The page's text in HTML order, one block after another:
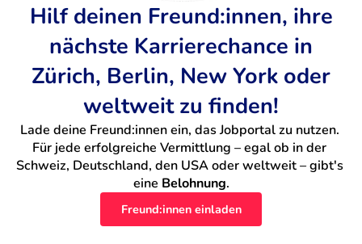
Hilf deinen Freund:innen, ihre
nächste Karrierechance in
Zürich, Berlin, New York oder
weltweit zu finden!
Lade deine Freund:innen ein, das Jobportal zu nutzen.
Für jede erfolgreiche Vermittlung – egal ob in der
Schweiz, Deutschland, den USA oder weltweit – gibt's
eine Belohnung.
Freund:innen einladen